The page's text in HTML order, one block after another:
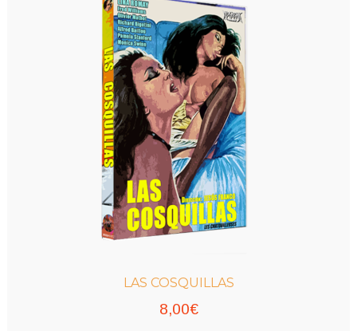
LAS COSQUILLAS
8,00€